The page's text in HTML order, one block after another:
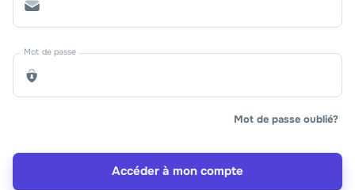
Mot de passe
Mot de passe oublié?
Accéder à mon compte